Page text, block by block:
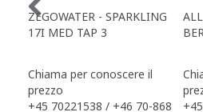
ZEGOWATER - SPARKLING
17I MED TAP 3
Chiama per conoscere il
prezzo
+45 70221538 / +46 70-868